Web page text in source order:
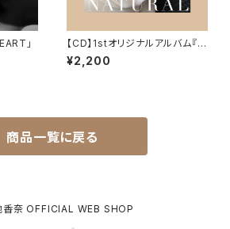
」
【CD】1stオリジナルアルバム『N
ATURAL』
¥2,200
商品一覧に戻る
奈 OFFICIAL WEB SHOP